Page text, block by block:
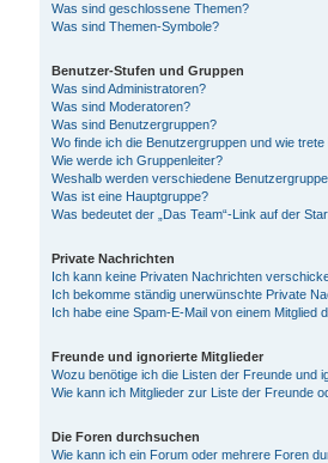
Was sind geschlossene Themen?
Was sind Themen-Symbole?
Benutzer-Stufen und Gruppen
Was sind Administratoren?
Was sind Moderatoren?
Was sind Benutzergruppen?
Wo finde ich die Benutzergruppen und wie trete
Wie werde ich Gruppenleiter?
Weshalb werden verschiedene
Was ist eine Hauptgruppe?
Was bedeutet der „Das Team“-Link auf der
Private Nachrichten
Ich kann keine Privaten Nachrichten
Ich bekomme ständig unerwünschte Private
Ich habe eine Spam-E-Mail von einem Mitglied
Freunde und ignorierte Mitglieder
Wozu benötige ich die Listen der Freunde und
Wie kann ich Mitglieder zur Liste der Freunde
Die Foren durchsuchen
Wie kann ich ein Forum oder mehrere Foren